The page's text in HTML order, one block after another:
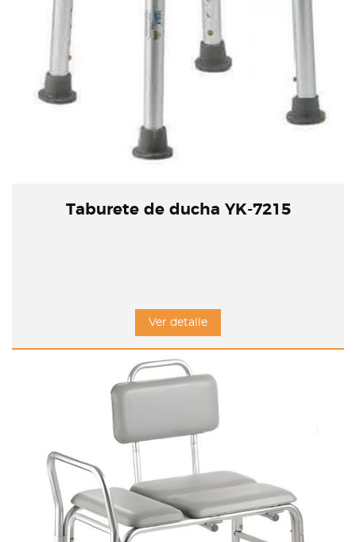
Taburete de ducha YK-7215
Ver detalle